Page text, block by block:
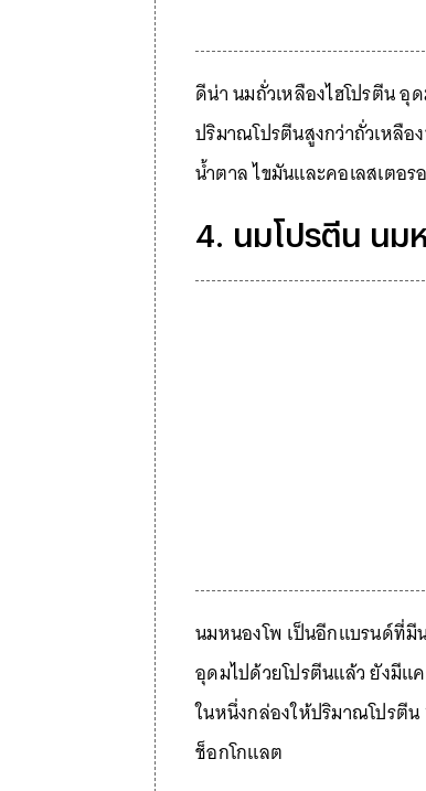
ดีน่า นมถั่วเหลืองไฮโปรตีน อุ
ปริมาณโปรตีนสูงกว่าถั่วเหลือ
น้ำตาล ไขมันและคอเลสเตอ
4. นมโปรตีน นม
นมหนองโพ เป็นอีกแบรนด์ที่มี
อุดมไปด้วยโปรตีนแล้ว ยังมีแ
ในหนึ่งกล่องให้ปริมาณโปรตีน
ช็อกโกแลต